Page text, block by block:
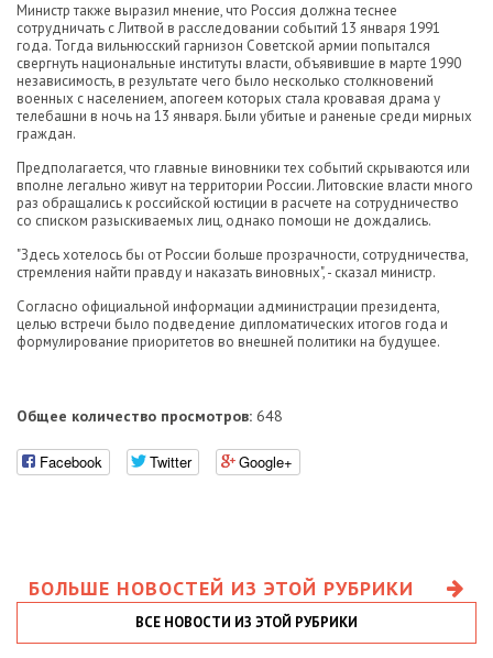
Министр также выразил мнение, что Россия должна теснее
сотрудничать с Литвой в расследовании событий 13 января 1991
года. Тогда вильнюсский гарнизон Cоветской армии попытался
свергнуть национальные институты власти, объявившие в марте 1990
независимость, в результате чего было несколько столкновений
военных с населением, апогеем которых стала кровавая драма у
телебашни в ночь на 13 января. Были убитые и раненые среди мирных
граждан.
Предполагается, что главные виновники тех событий скрываются или
вполне легально живут на территории России. Литовские власти много
раз обращались к российской юстиции в расчете на сотрудничество
со списком разыскиваемых лиц, однако помощи не дождались.
"Здесь хотелось бы от России больше прозрачности, сотрудничества,
стремления найти правду и наказать виновных", - сказал министр.
Согласно официальной информации администрации президента,
целью встречи было подведение дипломатических итогов года и
формулирование приоритетов во внешней политики на будущее.
Общее количество просмотров: 648
Facebook Twitter Google+
БОЛЬШЕ НОВОСТЕЙ ИЗ ЭТОЙ РУБРИКИ
ВСЕ НОВОСТИ ИЗ ЭТОЙ РУБРИКИ